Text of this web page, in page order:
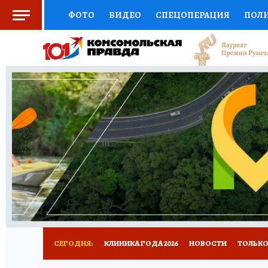
ФОТО ВИДЕО СПЕЦОПЕРАЦИЯ
СОЦПОДДЕРЖКА НАУКА СПОРТ
ВЫБОР ЭКСПЕРТОВ ДОКТОР
КНИЖНАЯ ПОЛКА ПРОГНОЗЫ НА СПОРТ
ПРЕСС-ЦЕНТР НЕДВИЖИМОСТЬ
РАДИО КП РЕКЛАМА ТЕСТЫ НОВОЕ
СЕГОДНЯ: КЛИНИКА ГОДА 2026 НОВОСТИ